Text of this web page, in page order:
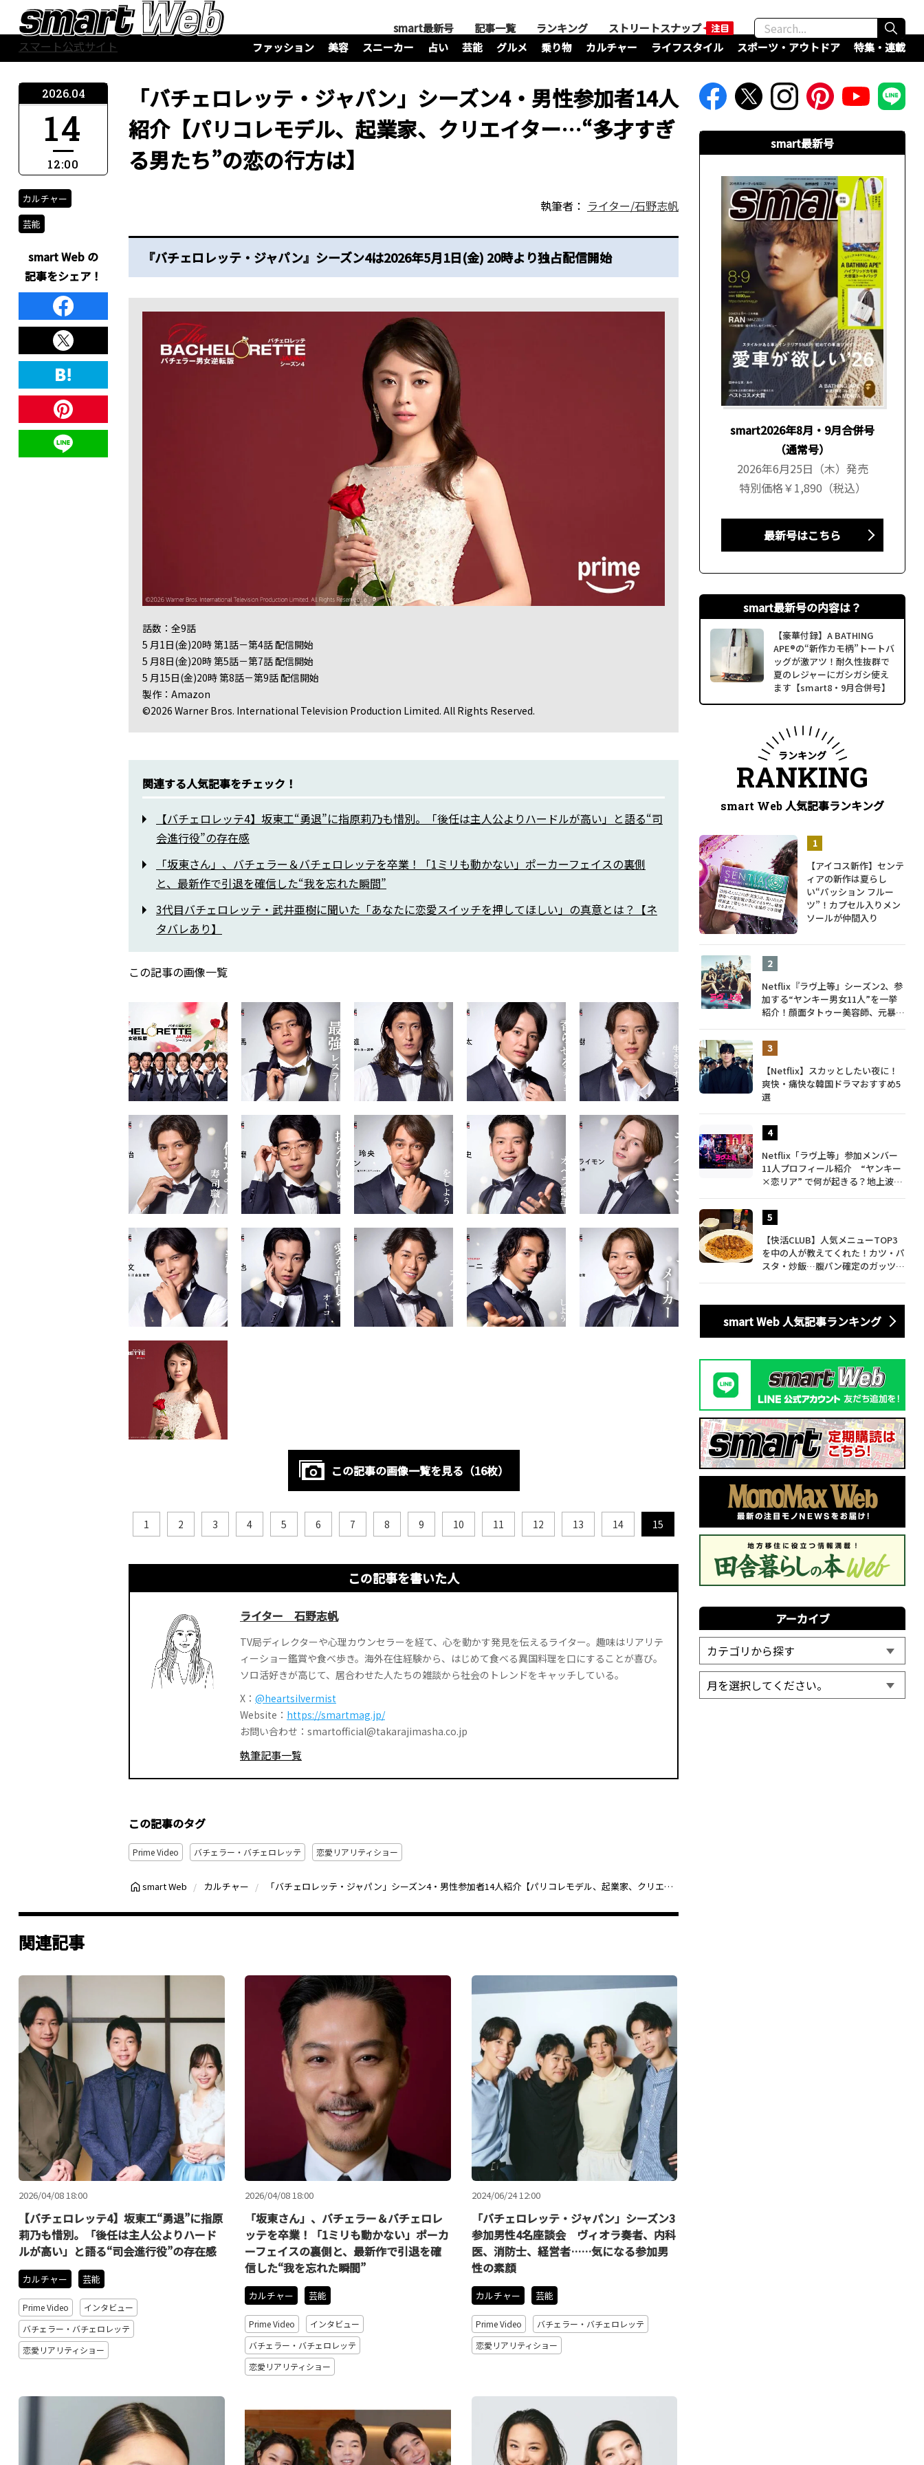
スマート公式サイト
smart最新号 記事一覧 ランキング
ストリートスナップ
ファッション
美容 スニーカー 占い 芸能 グルメ 乗り物 カルチャー ライフスタイル スポーツ・アウトドア 特集・連載
「バチェロレッテ・ジャパン」シーズン4・男性参加者14人
紹介【パリコレモデル、起業家、クリエイター…“多才すぎ
る男たち”の恋の行方は】
執筆者： ライター/石野志帆
『バチェロレッテ・ジャパン』シーズン4は2026年5月1日(金) 20時より独占配信開始
話数：全9話
5 月1日(金)20時 第1話－第4話 配信開始
5 月8日(金)20時 第5話－第7話 配信開始
5 月15日(金)20時 第8話－第9話 配信開始
製作：Amazon
©2026 Warner Bros. International Television Production Limited. All Rights Reserved.
関連する人気記事をチェック！
【バチェロレッテ4】坂東工“勇退”に指原莉乃も惜別。「後任は主人公よりハードルが高い」と語る“司
会進行役”の存在感
「坂東さん」、バチェラー＆バチェロレッテを卒業！「1ミリも動かない」ポーカーフェイスの裏側
と、最新作で引退を確信した“我を忘れた瞬間”
3代目バチェロレッテ・武井亜樹に聞いた「あなたに恋愛スイッチを押してほしい」の真意とは？【ネ
タバレあり】
この記事の画像一覧
この記事の画像一覧を見る（16枚）
1 2 3 4 5 6 7 8 9 10 11 12 13 14 15
この記事を書いた人
ライター 石野志帆
TV局ディレクターや心理カウンセラーを経て、心を動かす発見を伝えるライター。趣味はリアリテ
ィーショー鑑賞や食べ歩き。海外在住経験から、はじめて食べる異国料理を口にすることが喜び。
ソロ活好きが高じて、居合わせた人たちの雑談から社会のトレンドをキャッチしている。
X： @heartsilvermist
Website： https://smartmag.jp/
お問い合わせ：smartofficial@takarajimasha.co.jp
執筆記事一覧
この記事のタグ
Prime Video バチェラー・バチェロレッテ 恋愛リアリティショー
smart Web カルチャー 「バチェロレッテ・ジャパン」シーズン4・男性参加者14人紹介【パリコレモデル、起業家、クリエイター…“多才すぎる男たち”の恋の行方は】
2026.04
14
12:00
カルチャー
芸能
smart Web の
記事をシェア！
関連記事
2026/04/08 18:00
【バチェロレッテ4】坂東工“勇退”に指原
莉乃も惜別。「後任は主人公よりハード
ルが高い」と語る“司会進行役”の存在感
カルチャー 芸能
Prime Video
インタビュー
バチェラー・バチェロレッテ
恋愛リアリティショー
2026/04/08 18:00
「坂東さん」、バチェラー＆バチェロレ
ッテを卒業！「1ミリも動かない」ポーカ
ーフェイスの裏側と、最新作で引退を確
信した“我を忘れた瞬間”
カルチャー 芸能
Prime Video
インタビュー
バチェラー・バチェロレッテ
恋愛リアリティショー
2024/06/24 12:00
「バチェロレッテ・ジャパン」シーズン3
参加男性4名座談会 ヴィオラ奏者、内科
医、消防士、経営者……気になる参加男
性の素顔
カルチャー 芸能
Prime Video
バチェラー・バチェロレッテ
恋愛リアリティショー
smart最新号
smart2026年8月・9月合併号
（通常号）
2026年6月25日（木）発売
特別価格￥1,890（税込）
最新号はこちら
smart最新号の内容は？
【豪華付録】A BATHING
APE®の“新作カモ柄”トートバ
ッグが激アツ！耐久性抜群で
夏のレジャーにガシガシ使え
ます【smart8・9月合併号】
ランキング
RANKING
smart Web人気記事ランキング
【アイコス新作】センテ
ィアの新作は夏らし
い“パッション フルー
ツ”！カプセル入りメン
ソールが仲間入り
Netflix『ラヴ上等』シーズン2、参
加する“ヤンキー男女11人”を一挙
紹介！顔面タトゥー美容師、元暴走
【Netflix】スカッとしたい夜に！
爽快・痛快な韓国ドラマおすすめ5
選
Netflix「ラヴ上等」参加メンバー
11人プロフィール紹介 “ヤンキー
×恋リア” で何が起きる？地上波で
が爆誕
【快活CLUB】人気メニューTOP3
を中の人が教えてくれた！カツ・パ
スタ・炒飯…腹パン確定のガッツリ
smart Web 人気記事ランキング
アーカイブ